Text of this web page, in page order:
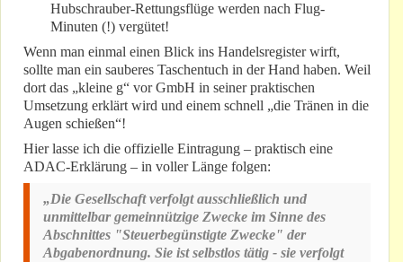
Hubschrauber-Rettungsflüge werden nach Flug-
Minuten (!) vergütet!
Wenn man einmal einen Blick ins Handelsregister wirft,
sollte man ein sauberes Taschentuch in der Hand haben. Weil
dort das „kleine g“ vor GmbH in seiner praktischen
Umsetzung erklärt wird und einem schnell „die Tränen in die
Augen schießen“!
Hier lasse ich die offizielle Eintragung – praktisch eine
ADAC-Erklärung – in voller Länge folgen:
„Die Gesellschaft verfolgt ausschließlich und
unmittelbar gemeinnützige Zwecke im Sinne des
Abschnittes "Steuerbegünstigte Zwecke" der
Abgabenordnung. Sie ist selbstlos tätig - sie verfolgt